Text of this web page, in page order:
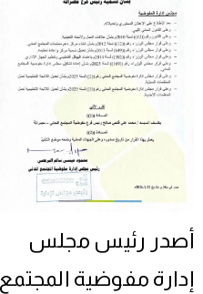
أصدر رئيس مجلس
إدارة مفوضية المجتمع